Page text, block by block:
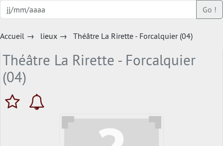
Go !
Accueil → lieux → Théâtre La Rirette - Forcalquier (04)
Théâtre La Rirette - Forcalquier
(04)